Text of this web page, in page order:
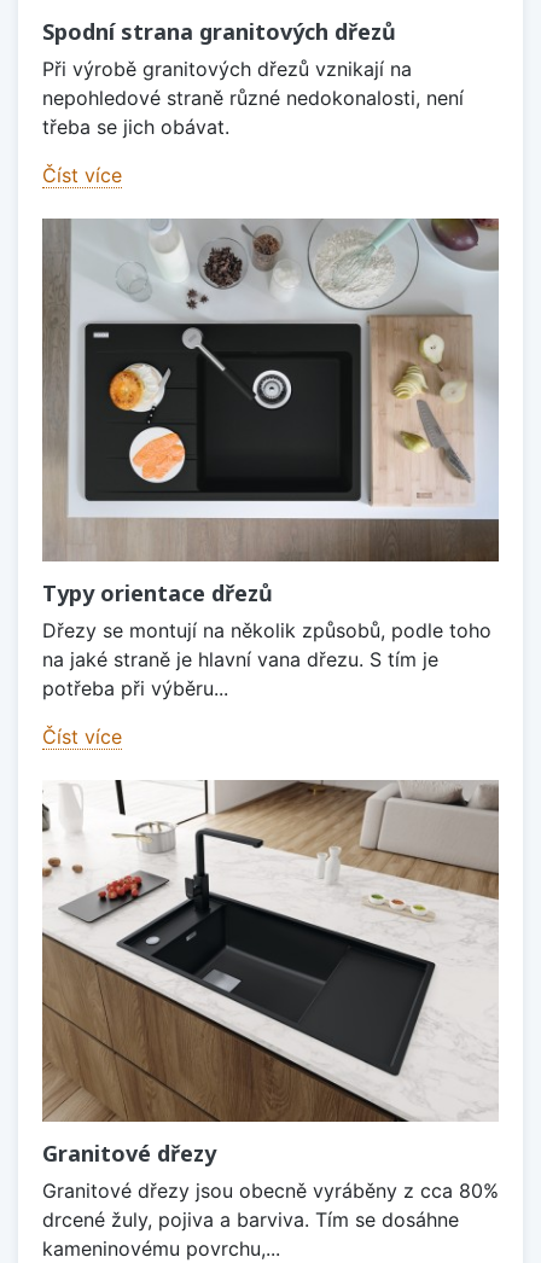
Spodní strana granitových dřezů
Při výrobě granitových dřezů vznikají na
nepohledové straně různé nedokonalosti, není
třeba se jich obávat.
Číst více
Typy orientace dřezů
Dřezy se montují na několik způsobů, podle toho
na jaké straně je hlavní vana dřezu. S tím je
potřeba při výběru...
Číst více
Granitové dřezy
Granitové dřezy jsou obecně vyráběny z cca 80%
drcené žuly, pojiva a barviva. Tím se dosáhne
kameninovému povrchu,...